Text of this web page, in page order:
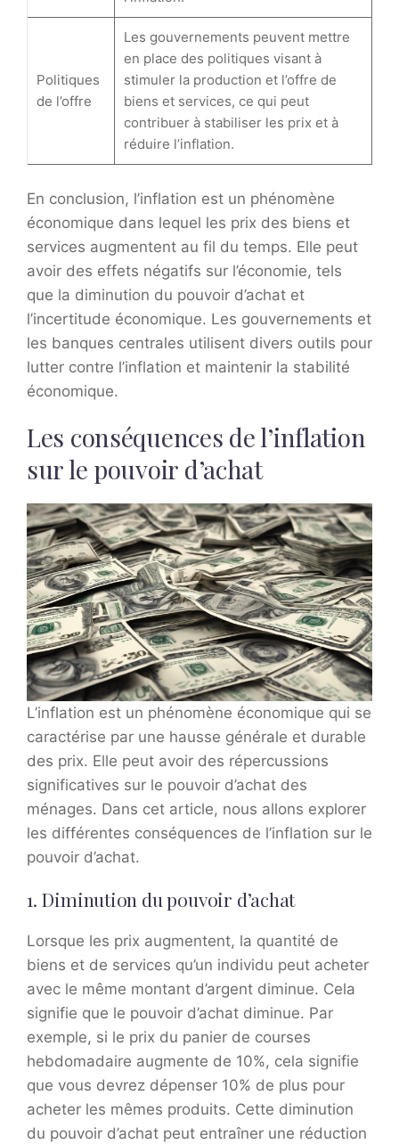
Politiques
de l’offre
Les gouvernements peuvent mettre
en place des politiques visant à
stimuler la production et l’offre de
biens et services, ce qui peut
contribuer à stabiliser les prix et à
réduire l’inflation.
En conclusion, l’inflation est un phénomène
économique dans lequel les prix des biens et
services augmentent au fil du temps. Elle peut
avoir des effets négatifs sur l’économie, tels
que la diminution du pouvoir d’achat et
l’incertitude économique. Les gouvernements et
les banques centrales utilisent divers outils pour
lutter contre l’inflation et maintenir la stabilité
économique.
Les conséquences de l’inflation
sur le pouvoir d’achat
L’inflation est un phénomène économique qui se
caractérise par une hausse générale et durable
des prix. Elle peut avoir des répercussions
significatives sur le pouvoir d’achat des
ménages. Dans cet article, nous allons explorer
les différentes conséquences de l’inflation sur le
pouvoir d’achat.
1. Diminution du pouvoir d’achat
Lorsque les prix augmentent, la quantité de
biens et de services qu’un individu peut acheter
avec le même montant d’argent diminue. Cela
signifie que le pouvoir d’achat diminue. Par
exemple, si le prix du panier de courses
hebdomadaire augmente de 10%, cela signifie
que vous devrez dépenser 10% de plus pour
acheter les mêmes produits. Cette diminution
du pouvoir d’achat peut entraîner une réduction